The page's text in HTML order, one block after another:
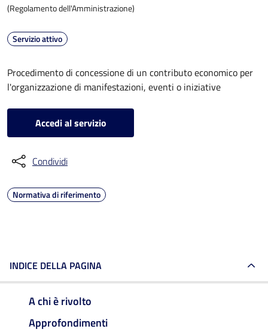
(Regolamento dell'Amministrazione)
Servizio attivo
Procedimento di concessione di un contributo economico per
l'organizzazione di manifestazioni, eventi o iniziative
Accedi al servizio
Condividi
Normativa di riferimento
INDICE DELLA PAGINA
A chi è rivolto
Approfondimenti